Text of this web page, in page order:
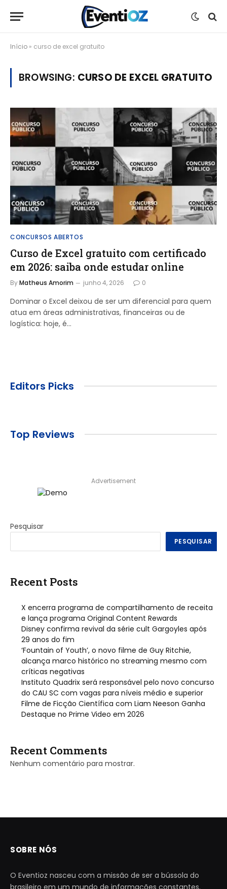
Início » curso de excel gratuito
BROWSING: CURSO DE EXCEL GRATUITO
CONCURSOS ABERTOS
Curso de Excel gratuito com certificado
em 2026: saiba onde estudar online
ByMatheus Amorim junho 4, 2026 0
Dominar o Excel deixou de ser um diferencial para quem
atua em áreas administrativas, financeiras ou de
logística: hoje, é…
Editors Picks
Top Reviews
Advertisement
Pesquisar
PESQUISAR
Recent Posts
X encerra programa de compartilhamento de receita
e lança programa Original Content Rewards
Disney confirma revival da série cult Gargoyles após
29 anos do fim
‘Fountain of Youth’, o novo filme de Guy Ritchie,
alcança marco histórico no streaming mesmo com
críticas negativas
Instituto Quadrix será responsável pelo novo concurso
do CAU SC com vagas para níveis médio e superior
Filme de Ficção Científica com Liam Neeson Ganha
Destaque no Prime Video em 2026
Recent Comments
Nenhum comentário para mostrar.
SOBRE NÓS
O Eventioz nasceu com a missão de ser a bússola do
brasileiro em um mundo de informações constantes.